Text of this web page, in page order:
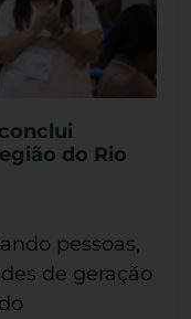
do Rio
pessoas,
de geração